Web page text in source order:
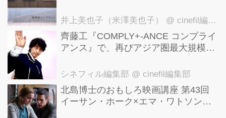
洋美術館にて9月23日まで開催中！
井上美也子（米澤美也子） @ cinefil編集部
齊藤工『COMPLY+-ANCE コンプライ
アンス』で、再びアジア圏最大規模の
ナショナル・パノラマ部門"に正式招
シネフィル編集部 @ cinefil編集部
北島博士のおもしろ映画講座 第43回
イーサン・ホーク×エマ・ワトソン。